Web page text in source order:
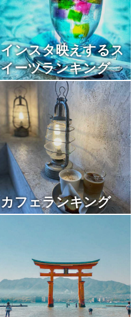
インスタ映えするス
イーツランキング
カフェランキング